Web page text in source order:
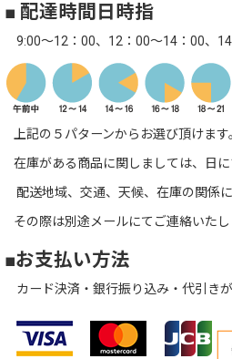
■ 配達時間日時指
9:00～12：00、12：00～14：00、
上記の５パターンからお選び頂けます
在庫がある商品に関しましては、日
配送地域、交通、天候、在庫の関係
その際は別途メールにてご連絡いたし
■お支払い方法
カード決済・銀行振り込み・代引き